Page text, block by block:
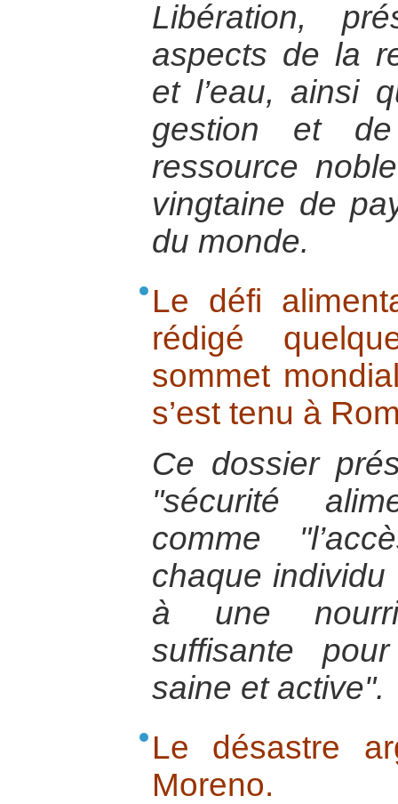
Libération,
aspects de la
et l’eau, ainsi
gestion et
ressource
vingtaine de
du monde.
Le défi
rédigé
sommet
s’est tenu à
Ce dossier
"sécurité
comme
chaque individu
à une
suffisante
saine et active".
Le désastre
Moreno.